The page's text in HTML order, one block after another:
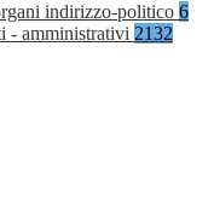
indirizzo-politico 6
- amministrativi 2132